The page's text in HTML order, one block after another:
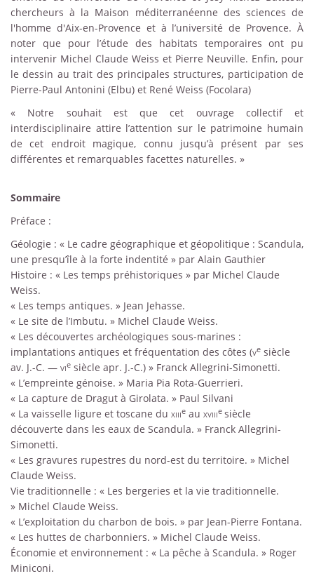
chercheurs à la Maison méditerranéenne des sciences de
l'homme d'Aix-en-Provence et à l’université de Provence. À
noter que pour l’étude des habitats temporaires ont pu
intervenir Michel Claude Weiss et Pierre Neuville. Enfin, pour
le dessin au trait des principales structures, participation de
Pierre-Paul Antonini (Elbu) et René Weiss (Focolara)
« Notre souhait est que cet ouvrage collectif et
interdisciplinaire attire l’attention sur le patrimoine humain
de cet endroit magique, connu jusqu’à présent par ses
différentes et remarquables facettes naturelles. »
Sommaire
Préface :
Géologie : « Le cadre géographique et géopolitique : Scandula,
une presqu’île à la forte indentité » par Alain Gauthier
Histoire : « Les temps préhistoriques » par Michel Claude
Weiss.
« Les temps antiques. » Jean Jehasse.
« Le site de l’Imbutu. » Michel Claude Weiss.
« Les découvertes archéologiques sous-marines :
implantations antiques et fréquentation des côtes (ve siècle
av. J.-C. — vie siècle apr. J.-C.) » Franck Allegrini-Simonetti.
« L’empreinte génoise. » Maria Pia Rota-Guerrieri.
« La capture de Dragut à Girolata. » Paul Silvani
« La vaisselle ligure et toscane du xiiie au xviiie siècle
découverte dans les eaux de Scandula. » Franck Allegrini-
Simonetti.
« Les gravures rupestres du nord-est du territoire. » Michel
Claude Weiss.
Vie traditionnelle : « Les bergeries et la vie traditionnelle.
» Michel Claude Weiss.
« L’exploitation du charbon de bois. » par Jean-Pierre Fontana.
« Les huttes de charbonniers. » Michel Claude Weiss.
Économie et environnement : « La pêche à Scandula. » Roger
Miniconi.